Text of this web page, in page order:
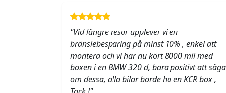
"Vid längre resor upplever vi en
bränslebesparing på minst 10% , enkel att
montera och vi har nu kört 8000 mil med
boxen i en BMW 320 d, bara positivt att säga
om dessa, alla bilar borde ha en KCR box ,